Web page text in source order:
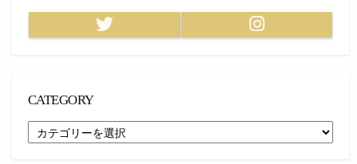
Twitter Instagram
CATEGORY
CATEGORY